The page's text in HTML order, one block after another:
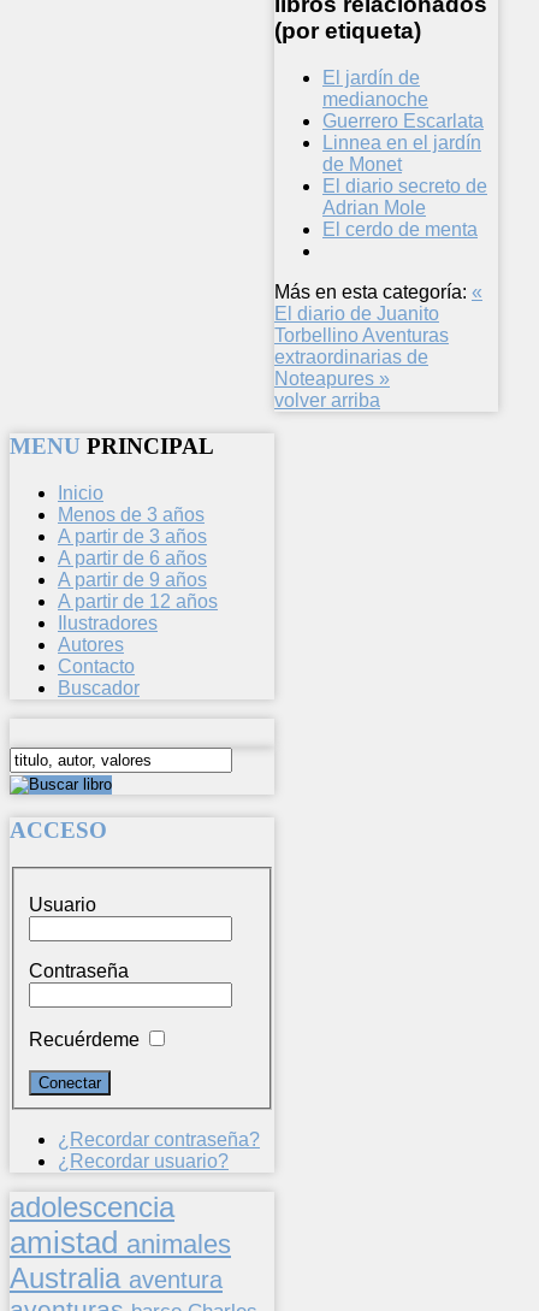
(por etiqueta)
El jardín de
medianoche
Guerrero Escarlata
Linnea en el jardín
de Monet
El diario secreto de
Adrian Mole
El cerdo de menta
Más en esta categoría: «
El diario de Juanito
TorbellinoAventuras
extraordinarias de
Noteapures »
volver arriba
MENU PRINCIPAL
Inicio
Menos de 3 años
A partir de 3 años
A partir de 6 años
A partir de 9 años
A partir de 12 años
Ilustradores
Autores
Contacto
Buscador
ACCESO
Usuario
Contraseña
Recuérdeme
¿Recordar contraseña?
¿Recordar usuario?
adolescencia
amistad animales
Australia aventura